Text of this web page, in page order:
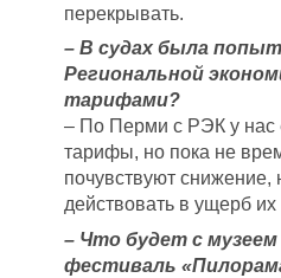
перекрывать.
– В судах была
Региональной
тарифами?
– По Перми с РЭК у нас
тарифы, но пока не
почувствуют
действовать в ущерб
– Что будет с
фестиваль